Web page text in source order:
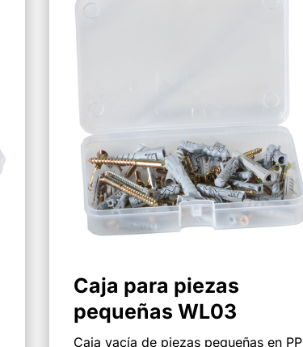
Caja para piezas
pequeñas WL03
Caja vacía de piezas pequeñas en PP